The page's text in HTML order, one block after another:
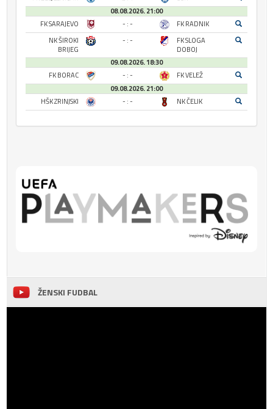
08.08.2026. 21:00
FK SARAJEVO
- : -
FK RADNIK
NK ŠIROKI
BRIJEG
- : -
FK SLOGA
DOBOJ
09.08.2026. 18:30
FK BORAC
- : -
FK VELEŽ
09.08.2026. 21:00
HŠK ZRINJSKI
- : - NK ČELIK
ŽENSKI FUDBAL